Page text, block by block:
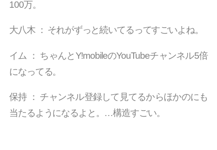
100万。
大八木： それがずっと続いてるってすごいよね。
イム ： ちゃんとY!mobileのYouTubeチャンネル5倍
になってる。
保持： チャンネル登録して見てるからほかのにも
当たるようになるよと。…構造すごい。